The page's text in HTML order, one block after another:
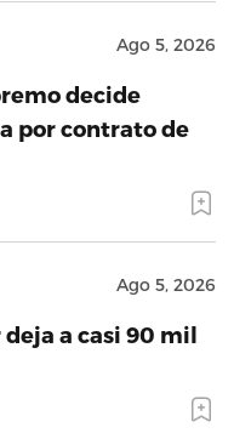
Ago 5, 2026
decide
por contrato de
Ago 5, 2026
a casi 90 mil